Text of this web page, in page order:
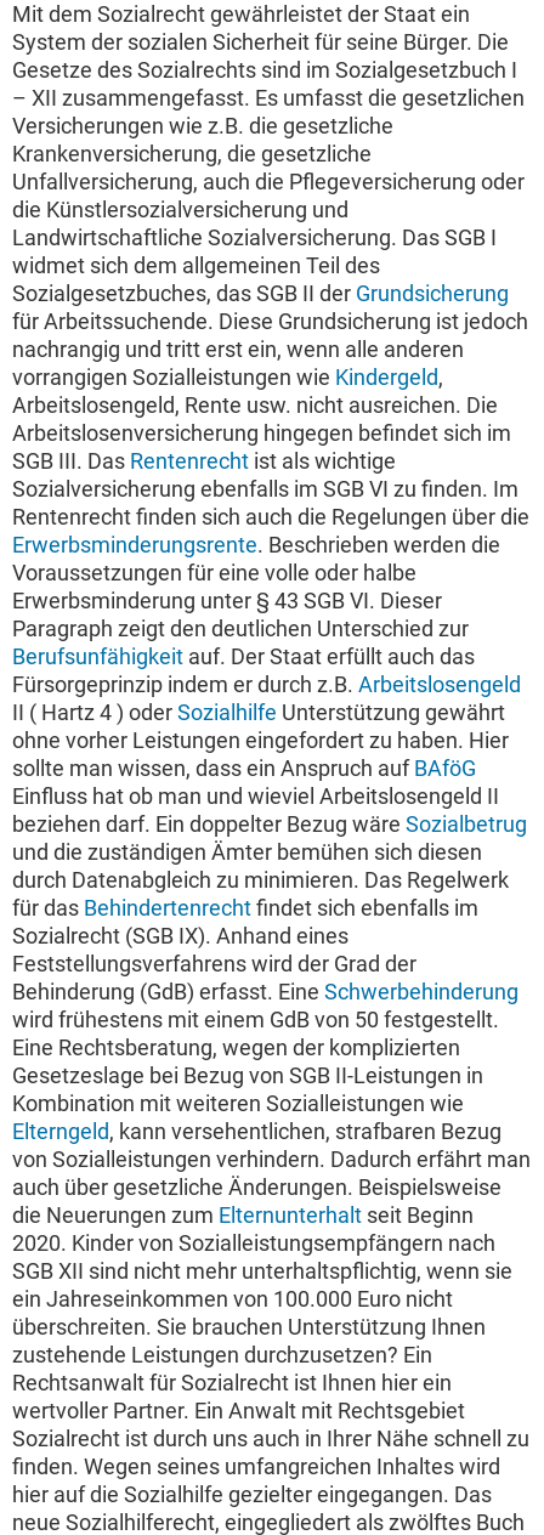
Mit dem Sozialrecht gewährleistet der Staat ein
System der sozialen Sicherheit für seine Bürger. Die
Gesetze des Sozialrechts sind im Sozialgesetzbuch I
– XII zusammengefasst. Es umfasst die gesetzlichen
Versicherungen wie z.B. die gesetzliche
Krankenversicherung, die gesetzliche
Unfallversicherung, auch die Pflegeversicherung oder
die Künstlersozialversicherung und
Landwirtschaftliche Sozialversicherung. Das SGB I
widmet sich dem allgemeinen Teil des
Sozialgesetzbuches, das SGB II der Grundsicherung
für Arbeitssuchende. Diese Grundsicherung ist jedoch
nachrangig und tritt erst ein, wenn alle anderen
vorrangigen Sozialleistungen wie Kindergeld,
Arbeitslosengeld, Rente usw. nicht ausreichen. Die
Arbeitslosenversicherung hingegen befindet sich im
SGB III. Das Rentenrecht ist als wichtige
Sozialversicherung ebenfalls im SGB VI zu finden. Im
Rentenrecht finden sich auch die Regelungen über die
Erwerbsminderungsrente. Beschrieben werden die
Voraussetzungen für eine volle oder halbe
Erwerbsminderung unter § 43 SGB VI. Dieser
Paragraph zeigt den deutlichen Unterschied zur
Berufsunfähigkeit auf. Der Staat erfüllt auch das
Fürsorgeprinzip indem er durch z.B. Arbeitslosengeld
II ( Hartz 4 ) oderSozialhilfe Unterstützung gewährt
ohne vorher Leistungen eingefordert zu haben. Hier
sollte man wissen, dass ein Anspruch aufBAföG
Einfluss hat ob man und wieviel Arbeitslosengeld II
beziehen darf. Ein doppelter Bezug wäre Sozialbetrug
und die zuständigen Ämter bemühen sich diesen
durch Datenabgleich zu minimieren. Das Regelwerk
für das Behindertenrechtfindet sich ebenfalls im
Sozialrecht (SGB IX). Anhand eines
Feststellungsverfahrens wird der Grad der
Behinderung (GdB) erfasst. Eine Schwerbehinderung
wird frühestens mit einem GdB von 50 festgestellt.
Eine Rechtsberatung, wegen der komplizierten
Gesetzeslage bei Bezug von SGB II-Leistungen in
Kombination mit weiteren Sozialleistungen wie
Elterngeld, kann versehentlichen, strafbaren Bezug
von Sozialleistungen verhindern. Dadurch erfährt man
auch über gesetzliche Änderungen. Beispielsweise
die Neuerungen zum Elternunterhalt seit Beginn
2020. Kinder von Sozialleistungsempfängern nach
SGB XII sind nicht mehr unterhaltspflichtig, wenn sie
ein Jahreseinkommen von 100.000 Euro nicht
überschreiten. Sie brauchen Unterstützung Ihnen
zustehende Leistungen durchzusetzen? Ein
Rechtsanwalt für Sozialrecht ist Ihnen hier ein
wertvoller Partner. Ein Anwalt mit Rechtsgebiet
Sozialrecht ist durch uns auch in Ihrer Nähe schnell zu
finden. Wegen seines umfangreichen Inhaltes wird
hier auf die Sozialhilfe gezielter eingegangen. Das
neue Sozialhilferecht, eingegliedert als zwölftes Buch